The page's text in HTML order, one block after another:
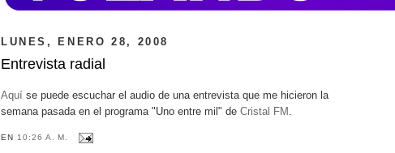
LUNES, ENERO 28, 2008
Entrevista radial
Aquí se puede escuchar el audio de una entrevista que me hicieron la
semana pasada en el programa "Uno entre mil" de Cristal FM .
EN 10:26 A. M.